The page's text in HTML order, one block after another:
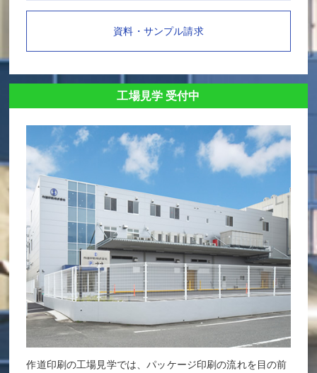
資料・サンプル請求
工場見学 受付中
作道印刷の工場見学では、パッケージ印刷の流れを目の前